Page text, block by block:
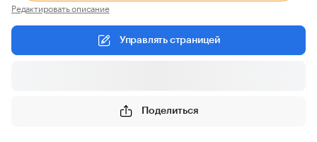
Редактировать описание
Управлять страницей
Поделиться